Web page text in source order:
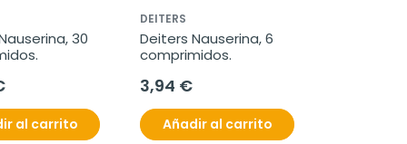
30
al carrito
DEITERS
Deiters Nauserina, 6
comprimidos.
3,94 €
Añadir al carrito